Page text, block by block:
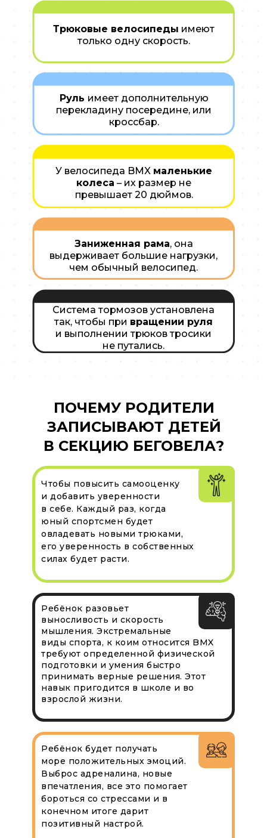
Трюковые велосипеды имеют
только одну скорость.
Руль имеет дополнительную
перекладину посередине, или
кроссбар.
У велосипеда BMX маленькие
колеса – их размер не
превышает 20 дюймов.
Заниженная рама, она
выдерживает большие нагрузки,
чем обычный велосипед.
Система тормозов установлена
так, чтобы при вращении руля
и выполнении трюков тросики
не путались.
Ребёнок разовьет
выносливость и скорость
мышления. Экстремальные
виды спорта, к коим относится BMX
требуют определенной физической
подготовки и умения быстро
принимать верные решения. Этот
навык пригодится в школе и во
взрослой жизни.
Ребёнок будет получать
море положительных эмоций.
Выброс адреналина, новые
впечатления, все это помогает
бороться со стрессами и в
конечном итоге дарит
позитивный настрой.
ПОЧЕМУ РОДИТЕЛИ
ЗАПИСЫВАЮТ ДЕТЕЙ
В СЕКЦИЮ БЕГОВЕЛА?
Чтобы повысить самооценку
и добавить уверенности
в себе. Каждый раз, когда
юный спортсмен будет
овладевать новыми трюками,
его уверенность в собственных
силах будет расти.